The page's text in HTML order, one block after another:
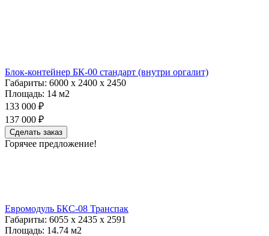
Блок-контейнер БК-00 стандарт (внутри оргалит)
Габариты: 6000 х 2400 х 2450
Площадь: 14 м2
133 000 ₽
137 000 ₽
Сделать заказ
Горячее предложение!
Евромодуль БКС-08 Транспак
Габариты: 6055 х 2435 х 2591
Площадь: 14.74 м2